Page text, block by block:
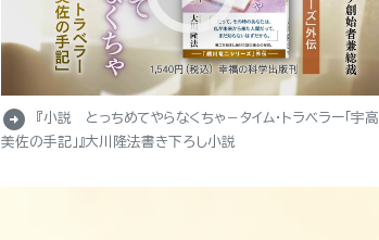
arrow_circle_right
『小説 とっちめてやらなくちゃ－タイム・トラベラー「宇高
美佐の手記」』大川隆法書き下ろし小説